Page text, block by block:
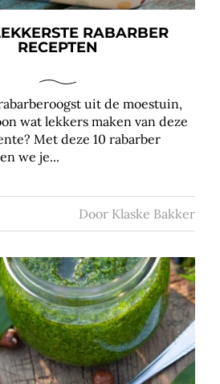
RABARBER
RECEPTEN
uit de moestuin,
wat lekkers maken van deze
Met deze 10 rabarber
we je...
Door Klaske Bakker